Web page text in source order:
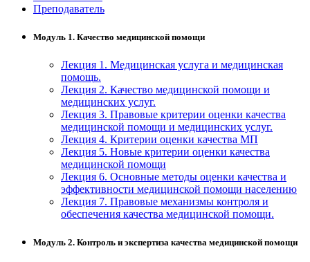
Преподаватель
Модуль 1. Качество медицинской помощи
Лекция 1. Медицинская услуга и медицинская
помощь.
Лекция 2. Качество медицинской помощи и
медицинских услуг.
Лекция 3. Правовые критерии оценки качества
медицинской помощи и медицинских услуг.
Лекция 4. Критерии оценки качества МП
Лекция 5. Новые критерии оценки качества
медицинской помощи
Лекция 6. Основные методы оценки качества и
эффективности медицинской помощи населению
Лекция 7. Правовые механизмы контроля и
обеспечения качества медицинской помощи.
Модуль 2. Контроль и экспертиза качества медицинской помощи